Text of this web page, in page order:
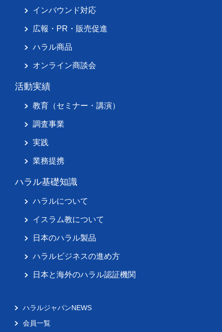
インバウンド対応
広報・PR・販売促進
ハラル商品
オンライン商談会
活動実績
教育（セミナー・講演）
調査事業
実践
業務提携
ハラル基礎知識
ハラルについて
イスラム教について
日本のハラル製品
ハラルビジネスの進め方
日本と海外のハラル認証機関
ハラルジャパンNEWS
会員一覧